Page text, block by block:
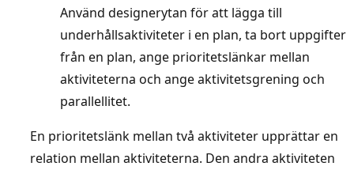
Använd designerytan för att lägga till
underhållsaktiviteter i en plan, ta bort uppgifter
från en plan, ange prioritetslänkar mellan
aktiviteterna och ange aktivitetsgrening och
parallellitet.
En prioritetslänk mellan två aktiviteter upprättar en
relation mellan aktiviteterna. Den andra aktiviteten